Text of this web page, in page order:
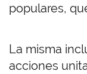
populares,
La misma
acciones